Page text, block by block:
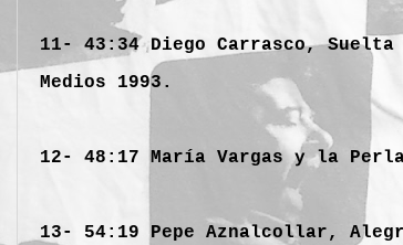
11- 43:34 Diego Carrasco,
Medios 1993.
12- 48:17 María Vargas y la
13- 54:19 Pepe Aznalcollar,